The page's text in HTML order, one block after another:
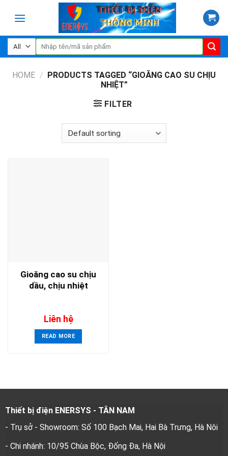
Search
for:
HOME / PRODUCTS TAGGED “GIOĂNG CAO SU CHỊU
NHIỆT”
FILTER
Gioăng cao su chịu
dầu, chịu nhiệt
Liên hệ
READ MORE
Thiết bị điện ENERSYS - TÂN NAM
- Trụ sở - Showroom: Số 100 Bạch Mai, Hai Bà Trưng, Hà Nôi
- Chi nhánh: 10/95 Chùa Bộc, Đống Đa, Hà Nội